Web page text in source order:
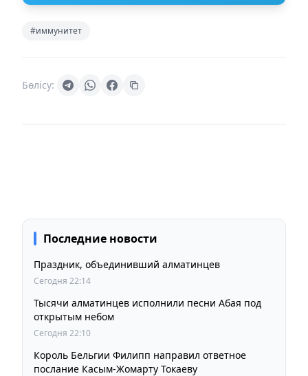
#иммунитет
Бөлісу:
Последние новости
Праздник, объединивший алматинцев
Сегодня 22:14
Тысячи алматинцев исполнили песни Абая под
открытым небом
Сегодня 22:10
Король Бельгии Филипп направил ответное
послание Касым-Жомарту Токаеву